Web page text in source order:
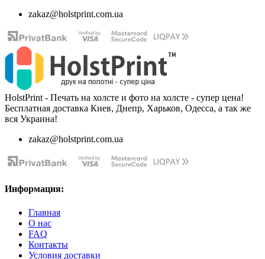
zakaz@holstprint.com.ua
HolstPrint - Печать на холсте и фото на холсте - супер цена!
Бесплатная доставка Киев, Днепр, Харьков, Одесса, а так же
вся Украина!
zakaz@holstprint.com.ua
Информация:
Главная
О нас
FAQ
Контакты
Условия доставки